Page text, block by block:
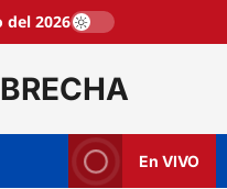
del 2026
En VIVO